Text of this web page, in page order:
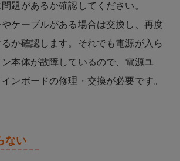
題があるか確認してください。
ケーブルがある場合は交換し、再度
か確認します。それでも電源が入ら
本体が故障しているので、電源ユ
ンボードの修理・交換が必要です。
ない